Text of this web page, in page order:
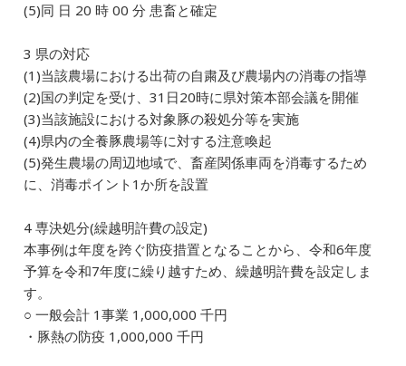
(5)同 日 20 時 00 分 患畜と確定
3 県の対応
(1)当該農場における出荷の自粛及び農場内の消毒の指導
(2)国の判定を受け、31日20時に県対策本部会議を開催
(3)当該施設における対象豚の殺処分等を実施
(4)県内の全養豚農場等に対する注意喚起
(5)発生農場の周辺地域で、畜産関係車両を消毒するため
に、消毒ポイント1か所を設置
4 専決処分(繰越明許費の設定)
本事例は年度を跨ぐ防疫措置となることから、令和6年度
予算を令和7年度に繰り越すため、繰越明許費を設定しま
す。
○ 一般会計 1事業 1,000,000 千円
・豚熱の防疫 1,000,000 千円